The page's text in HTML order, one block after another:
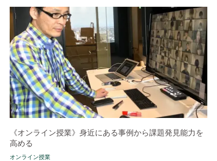
《オンライン授業》身近にある事例から課題発見能力を
高める
オンライン授業